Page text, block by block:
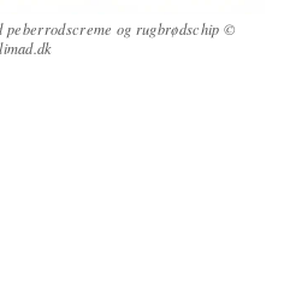
peberrodscreme og rugbrødschip ©